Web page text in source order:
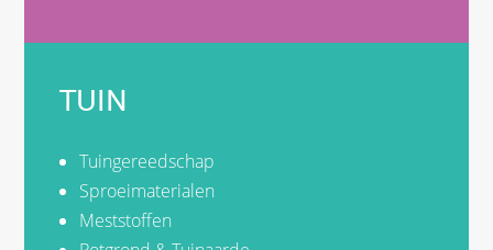
TUIN
Tuingereedschap
Sproeimaterialen
Meststoffen